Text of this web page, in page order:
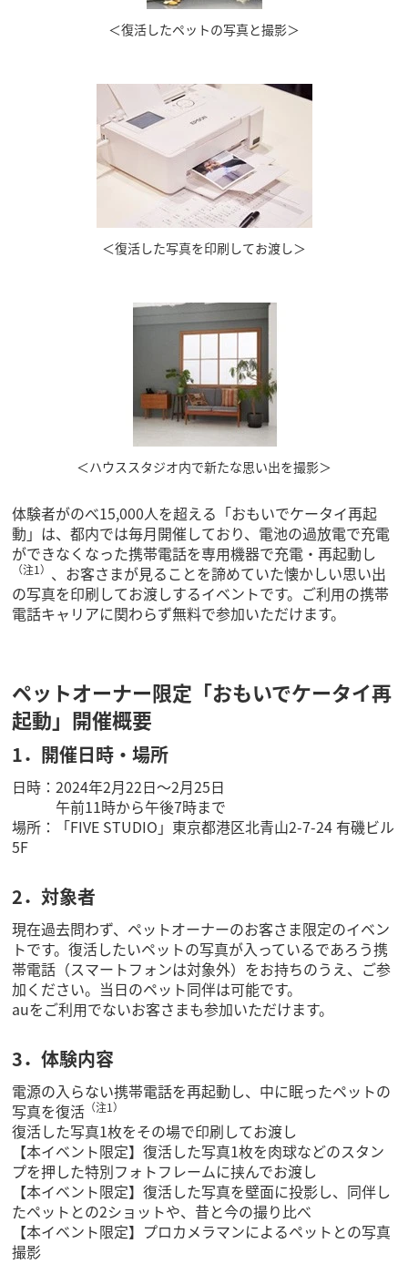
＜復活したペットの写真と撮影＞
＜復活した写真を印刷してお渡し＞
＜ハウススタジオ内で新たな思い出を撮影＞
体験者がのべ15,000人を超える「おもいでケータイ再起
動」は、都内では毎月開催しており、電池の過放電で充電
ができなくなった携帯電話を専用機器で充電・再起動し
（注1） 、お客さまが見ることを諦めていた懐かしい思い出
の写真を印刷してお渡しするイベントです。ご利用の携帯
電話キャリアに関わらず無料で参加いただけます。
ペットオーナー限定「おもいでケータイ再
起動」開催概要
1．開催日時・場所
日時：2024年2月22日～2月25日
午前11時から午後7時まで
場所：「FIVE STUDIO」東京都港区北青山2-7-24 有磯ビル
5F
2．対象者
現在過去問わず、ペットオーナーのお客さま限定のイベン
トです。復活したいペットの写真が入っているであろう携
帯電話（スマートフォンは対象外）をお持ちのうえ、ご参
加ください。当日のペット同伴は可能です。
auをご利用でないお客さまも参加いただけます。
3．体験内容
電源の入らない携帯電話を再起動し、中に眠ったペットの
写真を復活 （注1）
復活した写真1枚をその場で印刷してお渡し
【本イベント限定】復活した写真1枚を肉球などのスタン
プを押した特別フォトフレームに挟んでお渡し
【本イベント限定】復活した写真を壁面に投影し、同伴し
たペットとの2ショットや、昔と今の撮り比べ
【本イベント限定】プロカメラマンによるペットとの写真
撮影